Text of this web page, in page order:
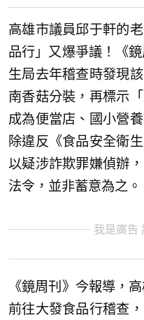
高雄市議員邱于軒的
品行」又爆爭議！《
生局去年稽查時發現
南香菇分裝，再標示
成為便當店、國小營
除違反《食品安全衛
以疑涉詐欺罪嫌偵辦
法令，並非蓄意為之。
我是廣告
《鏡周刊》今報導，
前往大發食品行稽查